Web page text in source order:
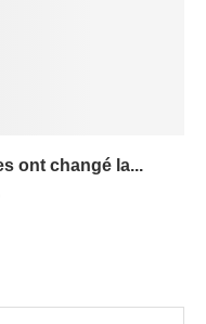
ont changé la...